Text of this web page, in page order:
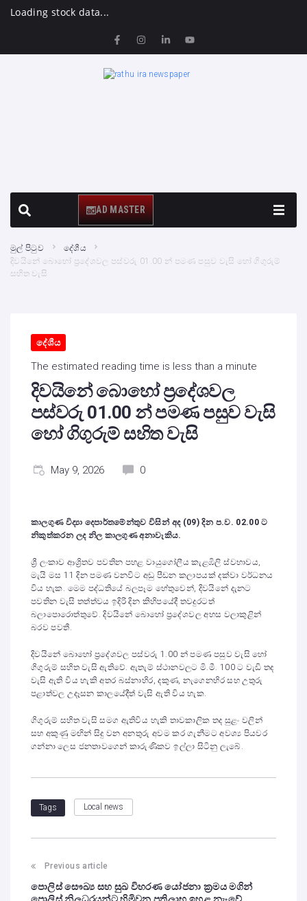
Loading stock data...
AD MASTER
මුල් පිටුව
දේශීය
දිවයිනේ බොහෝ ප්‍රදේශවල පස්වරු 01.00 න් පමණ පසුව වැසි හෝ ගිගුරුම්
සහිත වැසි
දේශීය
The estimated reading time is less than a minute
දිවයිනේ බොහෝ ප්‍රදේශවල
පස්වරු 01.00 න් පමණ පසුව වැසි
හෝ ගිගුරුම් සහිත වැසි
May 9, 2026 0
කාලගුණ විද්‍යා දෙපාර්තමේන්තුව විසින් අද (09) දින ප.ව. 02.00 ට
නිකුත්කරන ලද නිල කාලගුණ අනාවැකිය.
ශ්‍රී ලංකාව ආශ්‍රිතව පවතින පහළ වායුගෝලීය කැළඹිලි ස්වභාවය,
මැයි මස 11 දින පමණ වනවිට අඩු පීඩන කලාපයක් දක්වා වර්ධනය
විය හැක. මෙම පද්ධතියේ බලපෑම හේතුවෙන්, දිවයිනේ දැනට
පවතින වැසි තත්ත්වය ඉදිරි දින කිහිපයේදී තවදුරටත්
බලාපොරොත්තුවේ. දිවයිනේ බොහෝ ප්‍රදේශවල අහස වලාකුළින්
බරව පවතී.
දිවයිනේ බොහෝ ප්‍රදේශවල පස්වරු 1.00 න් පමණ පසුව වැසි හෝ
ගිගුරුම් සහිත වැසි ඇතිවේ. ඇතැම් ස්ථානවලට මි.මී. 100 ට වැඩි තද
වැසි ඇති විය හැකි අතර බස්නාහිර, දකුණ, නැගෙනහිර සහ උතුරු
පළාත්වල උදෑසන කාලයේදීත් වැසි ඇති විය හැක.
ගිගුරුම් සහිත වැසි සමග ඇතිවිය හැකි තාවකාලික තද සුළං වලින්
සහ අකුණු මඟින් සිදු වන අනතුරු අවම කර ගැනීමට අවශ්‍ය පියවර
ගන්නා ලෙස ජනතාවගෙන් කාරුණිකව ඉල්ලා සිටිනු ලැබේ.
Tags Local news
Previous article
පොලිස් සෞඛ්‍ය සහ සුඛ විහරණ යෝජනා ක්‍රමය මගින්